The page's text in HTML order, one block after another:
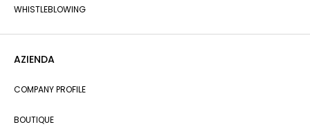
WHISTLEBLOWING
AZIENDA
COMPANY PROFILE
BOUTIQUE